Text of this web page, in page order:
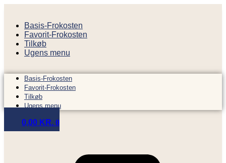
indholdBasis-Frokosten
Favorit-Frokosten
Tilkøb
Ugens menu
Basis-Frokosten
Favorit-Frokosten
Tilkøb
Ugens menu
0,00 KR. 0